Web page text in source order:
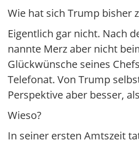
Wie hat sich Trump bisher
Eigentlich gar nicht. Nach
nannte Merz aber nicht
Glückwünsche seines
Telefonat. Von Trump
Perspektive aber besser,
Wieso?
In seiner ersten Amtszeit